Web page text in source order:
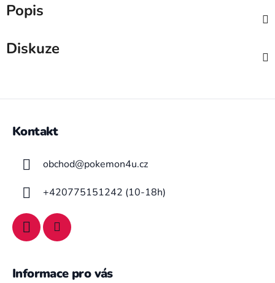
Popis
Diskuze
Kontakt
obchod@pokemon4u.cz
+420775151242 (10-18h)
Informace pro vás